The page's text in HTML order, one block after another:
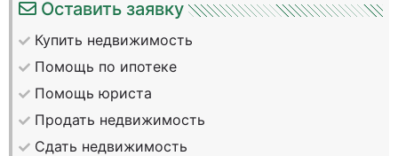
Оставить заявку
Купить недвижимость
Помощь по ипотеке
Помощь юриста
Продать недвижимость
Сдать недвижимость